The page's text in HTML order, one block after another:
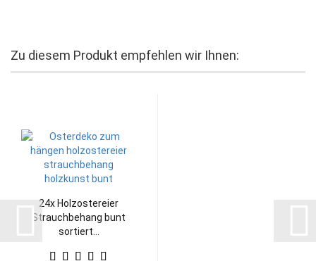
Zu diesem Produkt empfehlen wir Ihnen:
24x Holzostereier
Strauchbehang bunt
sortiert...